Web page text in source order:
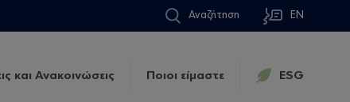
Αναζήτηση EN
και Ανακοινώσεις Ποιοι είμαστε ESG